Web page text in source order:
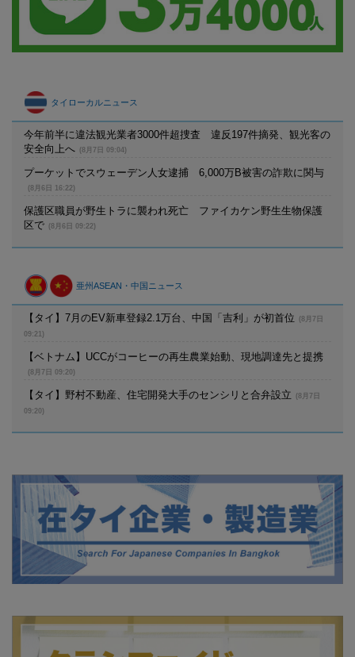
タイローカルニュース
今年前半に違法観光業者3000件超捜査 違反197件摘発、観光客の
安全向上へ
(8月7日 09:04)
プーケットでスウェーデン人女逮捕 6,000万B被害の詐欺に関与
(8月6日 16:22)
保護区職員が野生トラに襲われ死亡 ファイカケン野生生物保護
区で
(8月6日 09:22)
亜州ASEAN・中国ニュース
【タイ】7月のEV新車登録2.1万台、中国「吉利」が初首位
(8月7日
09:21)
【ベトナム】UCCがコーヒーの再生農業始動、現地調達先と提携
(8月7日 09:20)
【タイ】野村不動産、住宅開発大手のセンシリと合弁設立
(8月7日
09:20)